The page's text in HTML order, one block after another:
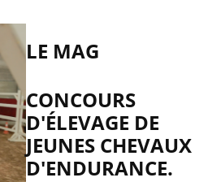
LE MAG
CONCOURS
D'ÉLEVAGE DE
JEUNES CHEVAUX
D'ENDURANCE.